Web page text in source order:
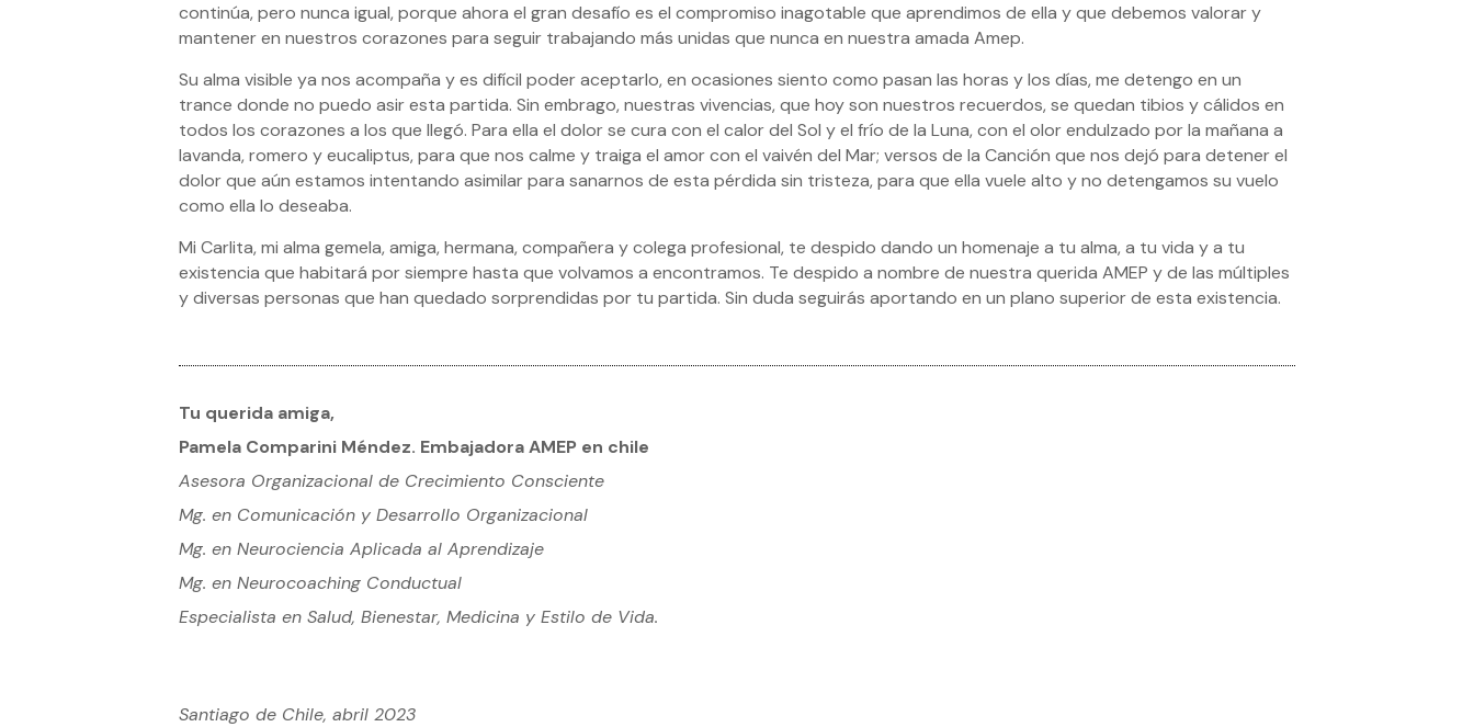
continúa, pero nunca igual, porque ahora el gran desafío es el compromiso inagotable que aprendimos de ella y que debemos valorar y
mantener en nuestros corazones para seguir trabajando más unidas que nunca en nuestra amada Amep.
Su alma visible ya nos acompaña y es difícil poder aceptarlo, en ocasiones siento como pasan las horas y los días, me detengo en un
trance donde no puedo asir esta partida. Sin embrago, nuestras vivencias, que hoy son nuestros recuerdos, se quedan tibios y cálidos en
todos los corazones a los que llegó. Para ella el dolor se cura con el calor del Sol y el frío de la Luna, con el olor endulzado por la mañana a
lavanda, romero y eucaliptus, para que nos calme y traiga el amor con el vaivén del Mar; versos de la Canción que nos dejó para detener el
dolor que aún estamos intentando asimilar para sanarnos de esta pérdida sin tristeza, para que ella vuele alto y no detengamos su vuelo
como ella lo deseaba.
Mi Carlita, mi alma gemela, amiga, hermana, compañera y colega profesional, te despido dando un homenaje a tu alma, a tu vida y a tu
existencia que habitará por siempre hasta que volvamos a encontramos. Te despido a nombre de nuestra querida AMEP y de las múltiples
y diversas personas que han quedado sorprendidas por tu partida. Sin duda seguirás aportando en un plano superior de esta existencia.
Tu querida amiga,
Pamela Comparini Méndez. Embajadora AMEP en chile
Asesora Organizacional de Crecimiento Consciente
Mg. en Comunicación y Desarrollo Organizacional
Mg. en Neurociencia Aplicada al Aprendizaje
Mg. en Neurocoaching Conductual
Especialista en Salud, Bienestar, Medicina y Estilo de Vida.
Santiago de Chile, abril 2023